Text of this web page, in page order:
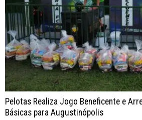
Pelotas Realiza Jogo Beneficente e
Básicas para Augustinópolis